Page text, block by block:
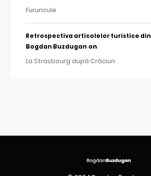
Furuncule
Retrospectiva articolelor turistice din
Bogdan Buzdugan on
La Strasbourg după Crăciun